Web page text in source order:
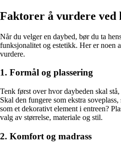
Faktorer å vurdere ved
Når du velger en daybed, bør du ta
funksjonalitet og estetikk. Her er noen
vurdere.
1. Formål og plassering
Tenk først over hvor daybeden skal
Skal den fungere som ekstra
som et dekorativt element i entreen?
valg av størrelse, materiale og stil.
2. Komfort og madrass